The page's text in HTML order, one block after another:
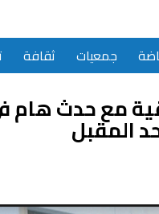
جمعيات ثقافة
مع حدث هام
المقبل